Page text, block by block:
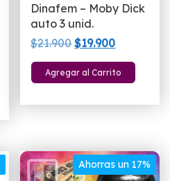
Dinafem – Moby Dick
auto 3 unid.
$21.900El
precio
original
$19.900El
precio
actual
Agregar al Carrito
Ahorras un 17%